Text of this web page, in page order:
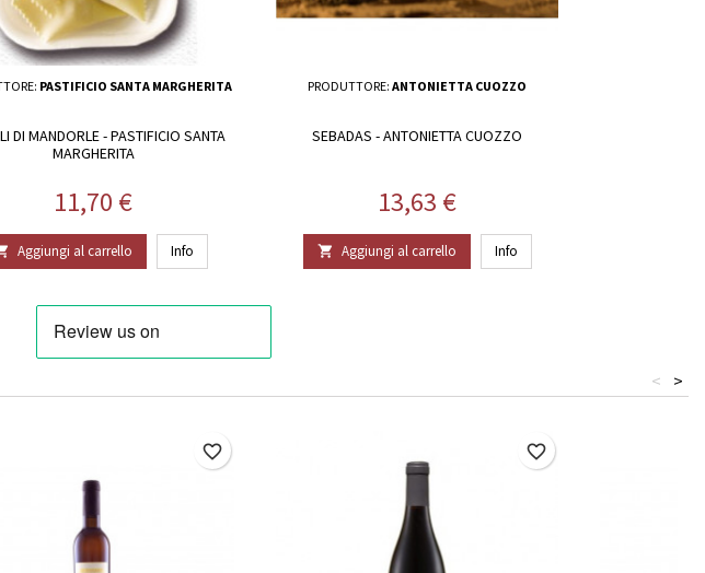
PASTIFICIO SANTA MARGHERITA
DI MANDORLE - PASTIFICIO SANTA
MARGHERITA
Prezzo
11,70 €
Aggiungi al carrello Info
PRODUTTORE: ANTONIETTA CUOZZO
SEBADAS - ANTONIETTA CUOZZO
Prezzo
13,63 €
 Aggiungi al carrello Info
>
<
favorite_border favorite_border